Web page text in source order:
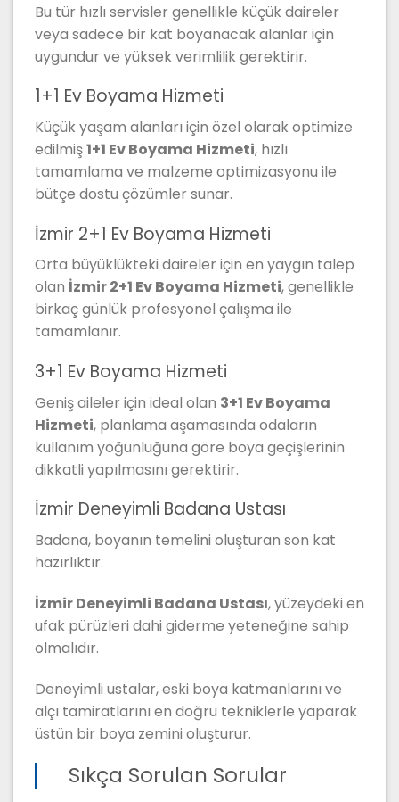
Bu tür hızlı servisler genellikle küçük daireler
veya sadece bir kat boyanacak alanlar için
uygundur ve yüksek verimlilik gerektirir.
1+1 Ev Boyama Hizmeti
Küçük yaşam alanları için özel olarak optimize
edilmiş1+1 Ev Boyama Hizmeti, hızlı
tamamlama ve malzeme optimizasyonu ile
bütçe dostu çözümler sunar.
İzmir 2+1 Ev Boyama Hizmeti
Orta büyüklükteki daireler için en yaygın talep
olan İzmir 2+1 Ev Boyama Hizmeti, genellikle
birkaç günlük profesyonel çalışma ile
tamamlanır.
3+1 Ev Boyama Hizmeti
Geniş aileler için ideal olan 3+1 Ev Boyama
Hizmeti, planlama aşamasında odaların
kullanım yoğunluğuna göre boya geçişlerinin
dikkatli yapılmasını gerektirir.
İzmir Deneyimli Badana Ustası
Badana, boyanın temelini oluşturan son kat
hazırlıktır.
İzmir Deneyimli Badana Ustası, yüzeydeki en
ufak pürüzleri dahi giderme yeteneğine sahip
olmalıdır.
Deneyimli ustalar, eski boya katmanlarını ve
alçı tamiratlarını en doğru tekniklerle yaparak
üstün bir boya zemini oluşturur.
Sıkça Sorulan Sorular